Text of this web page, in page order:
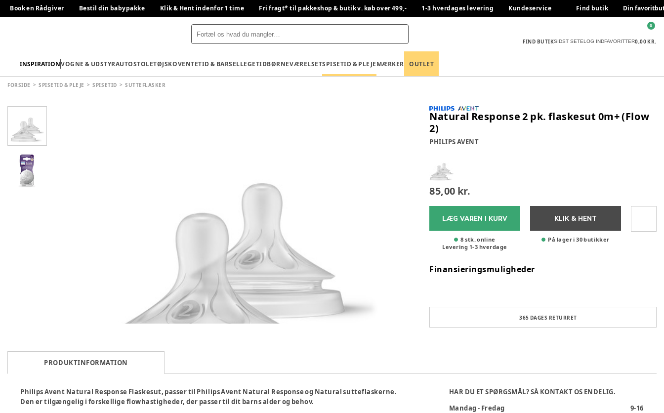
Book en Rådgiver Bestil din babypakke Klik & Hent indenfor 1 time Fri fragt* til pakkeshop & butik v. køb over 499,- 1-3 hverdages levering Kundeservice Find butik Din
FIND BUTIKSIDST SETELOG INDFAVORITTER0,00 KR.
0
INSPIRATIONVOGNE & UDSTYRAUTOSTOLETØJSKOVENTETID & BARSELLEGETIDBØRNEVÆRELSETSPISETID & PLEJEMÆRKER OUTLET
FORSIDE SPISETID & PLEJE SPISETID SUTTEFLASKER
Natural Response 2 pk. flaskesut 0m+ (Flow
2)
PHILIPS AVENT
85,00 kr.
LÆG VAREN I KURV
8 stk. online
Levering 1-3 hverdage
KLIK & HENT
På lager i 30 butikker
Finansieringsmuligheder
365 DAGES RETURRET
PRODUKTINFORMATION
Philips Avent Natural Response Flaskesut, passer til Philips Avent Natural Response og Natural sutteflaskerne.
Den er tilgængelig i forskellige flowhastigheder, der passer til dit barns alder og behov.
HAR DU ET SPØRGSMÅL? SÅ KONTAKT OS ENDELIG.
Mandag - Fredag
9-16